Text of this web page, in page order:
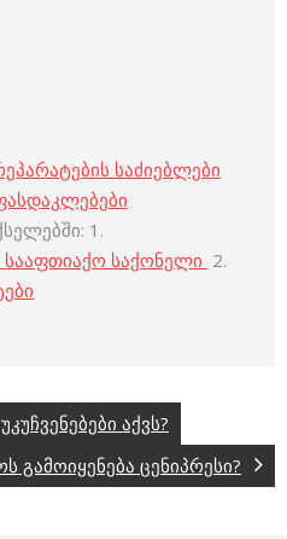
საძიებლები
1.
სააფთიაქო საქონელი 2.
აქვს?
გამოიყენება ცენიპრესი?